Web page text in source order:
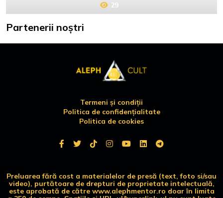
29
Partenerii noștri
Termeni și condiții
Politica de confidențialitate
Politica de cookies
Preluarea fără cost a materialelor de presă (text, foto si/sau
video), purtătoare de drepturi de proprietate intelectuală,
este aprobată de către www.alephmentor.ro doar în limita